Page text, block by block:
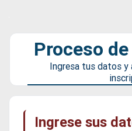
Proceso
Ingresa tus datos y
Ingrese sus